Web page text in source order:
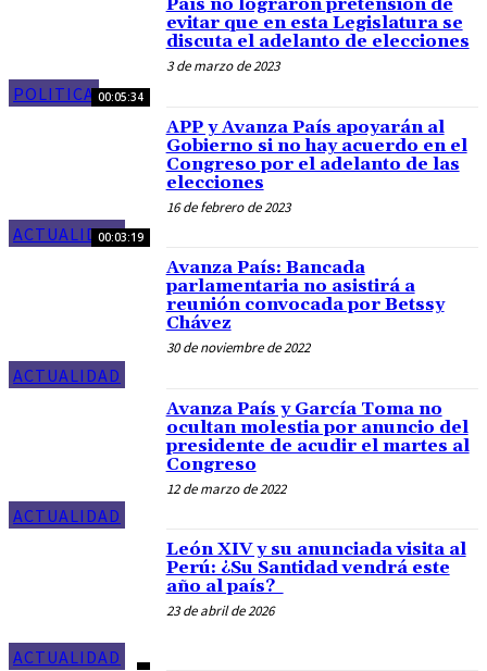
POLITICA 00:05:34
País no lograron pretensión de
evitar que en esta Legislatura se
discuta el adelanto de elecciones
3 de marzo de 2023
ACTUALIDAD00:03:19
APP y Avanza País apoyarán al
Gobierno si no hay acuerdo en el
Congreso por el adelanto de las
elecciones
16 de febrero de 2023
ACTUALIDAD
Avanza País: Bancada
parlamentaria no asistirá a
reunión convocada por Betssy
Chávez
30 de noviembre de 2022
ACTUALIDAD
Avanza País y García Toma no
ocultan molestia por anuncio del
presidente de acudir el martes al
Congreso
12 de marzo de 2022
ACTUALIDAD
León XIV y su anunciada visita al
Perú: ¿Su Santidad vendrá este
año al país?
23 de abril de 2026